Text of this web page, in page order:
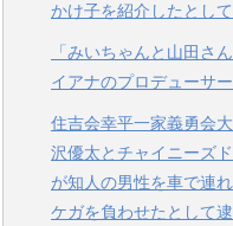
かけ子を紹介したとし
「みいちゃんと山田さ
イアナのプロデューサー
住吉会幸平一家義勇会
沢優太とチャイニーズ
が知人の男性を車で連
ケガを負わせたとして